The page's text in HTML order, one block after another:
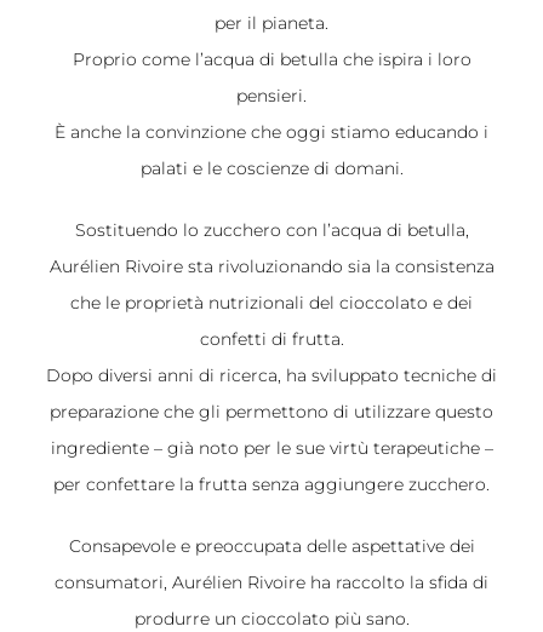
per il pianeta.
Proprio come l’acqua di betulla che ispira i loro
pensieri.
È anche la convinzione che oggi stiamo educando i
palati e le coscienze di domani.
Sostituendo lo zucchero con l’acqua di betulla,
Aurélien Rivoire sta rivoluzionando sia la consistenza
che le proprietà nutrizionali del cioccolato e dei
confetti di frutta.
Dopo diversi anni di ricerca, ha sviluppato tecniche di
preparazione che gli permettono di utilizzare questo
ingrediente – già noto per le sue virtù terapeutiche –
per confettare la frutta senza aggiungere zucchero.
Consapevole e preoccupata delle aspettative dei
consumatori, Aurélien Rivoire ha raccolto la sfida di
produrre un cioccolato più sano.